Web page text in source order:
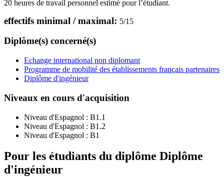
20 heures de travail personnel estimé pour l’étudiant.
effectifs minimal / maximal: 5/15
Diplôme(s) concerné(s)
Echange international non diplomant
Programme de mobilité des établissements français partenaires
Diplôme d'ingénieur
Niveaux en cours d'acquisition
Niveau d'Espagnol : B1.1
Niveau d'Espagnol : B1.2
Niveau d'Espagnol : B1
Pour les étudiants du diplôme Diplôme
d'ingénieur